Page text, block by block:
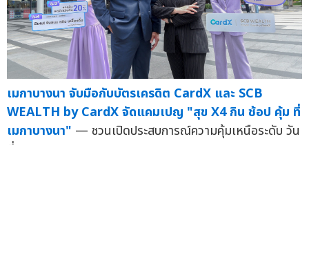
เมกาบางนา จับมือกับบัตรเครดิต CardX และ SCB
WEALTH by CardX จัดแคมเปญ "สุข X4 กิน ช้อป คุ้ม ที่
เมกาบางนา" — ชวนเปิดประสบการณ์ความคุ้มเหนือระดับ วัน
ที่ 1 ก...